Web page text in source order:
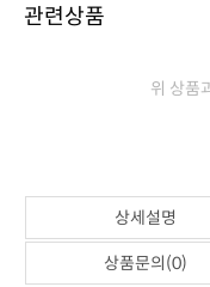
관련상품
위 상품
상세설명
상품문의(0)